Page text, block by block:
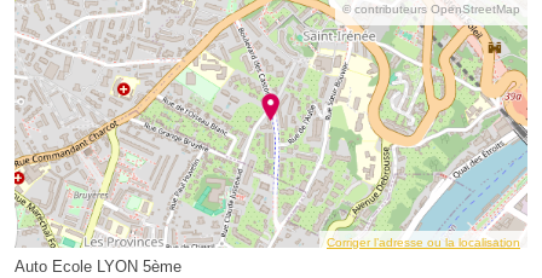
© contributeurs OpenStreetMap
Corriger l’adresse ou la localisation
Auto Ecole LYON 5ème